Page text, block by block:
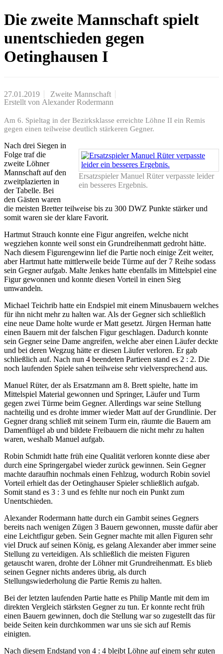
Die zweite Mannschaft spielt
unentschieden gegen
Oetinghausen I
27.01.2019
Zweite Mannschaft
Erstellt von Alexander Rodermann
Am 6. Spieltag in der Bezirksklasse erreichte Löhne II ein Remis
gegen einen teilweise deutlich stärkeren Gegner.
Ersatzspieler Manuel Rüter verpasste leider
ein besseres Ergebnis.
Nach drei Siegen in
Folge traf die
zweite Löhner
Mannschaft auf den
zweitplazierten in
der Tabelle. Bei
den Gästen waren
die meisten Bretter teilweise bis zu 300 DWZ Punkte stärker und
somit waren sie der klare Favorit.
Hartmut Strauch konnte eine Figur angreifen, welche nicht
wegziehen konnte weil sonst ein Grundreihenmatt gedroht hätte.
Nach diesem Figurengewinn lief die Partie noch einige Zeit weiter,
aber Hartmut hatte mittlerweile beide Türme auf der 7 Reihe sodass
sein Gegner aufgab. Malte Jenkes hatte ebenfalls im Mittelspiel eine
Figur gewonnen und konnte diesen Vorteil in einen Sieg
umwandeln.
Michael Teichrib hatte ein Endspiel mit einem Minusbauern welches
für ihn nicht mehr zu halten war. Als der Gegner sich schließlich
eine neue Dame holte wurde er Matt gesetzt. Jürgen Herman hatte
einen Bauern mit der falschen Figur geschlagen. Dadurch konnte
sein Gegner seine Dame angreifen, welche aber einen Läufer deckte
und bei deren Wegzug hätte er diesen Läufer verloren. Er gab
schließlich auf. Nach nun 4 beendeten Partieen stand es 2 : 2. Die
noch laufenden Spiele sahen teilweise sehr vielversprechend aus.
Manuel Rüter, der als Ersatzmann am 8. Brett spielte, hatte im
Mittelspiel Material gewonnen und Springer, Läufer und Turm
gegen zwei Türme beim Gegner. Allerdings war seine Stellung
nachteilig und es drohte immer wieder Matt auf der Grundlinie. Der
Gegner drang schließ mit seinem Turm ein, räumte die Bauern am
Damenflügel ab und bildete Freibauern die nicht mehr zu halten
waren, weshalb Manuel aufgab.
Robin Schmidt hatte früh eine Qualität verloren konnte diese aber
durch eine Springergabel wieder zurück gewinnen. Sein Gegner
machte daraufhin nochmals einen Fehlzug, wodurch Robin soviel
Vorteil erhielt das der Oetinghauser Spieler schließlich aufgab.
Somit stand es 3 : 3 und es fehlte nur noch ein Punkt zum
Unentschieden.
Alexander Rodermann hatte durch ein Gambit seines Gegners
bereits nach wenigen Zügen 3 Bauern gewonnen, musste dafür aber
eine Leichtfigur geben. Sein Gegner machte mit allen Figuren sehr
viel Druck auf seinen König, es gelang Alexander aber immer seine
Stellung zu verteidigen. Als schließlich die meisten Figuren
getauscht waren, drohte der Löhner mit Grundreihenmatt. Es blieb
seinen Gegner nichts anderes übrig, als durch
Stellungswiederholung die Partie Remis zu halten.
Bei der letzten laufenden Partie hatte es Philip Mantle mit dem im
direkten Vergleich stärksten Gegner zu tun. Er konnte recht früh
einen Bauern gewinnen, doch die Stellung war so zugestellt das für
beide Seiten kein durchkommen war uns sie sich auf Remis
einigten.
Nach diesem Endstand von 4 : 4 bleibt Löhne auf einem sehr guten